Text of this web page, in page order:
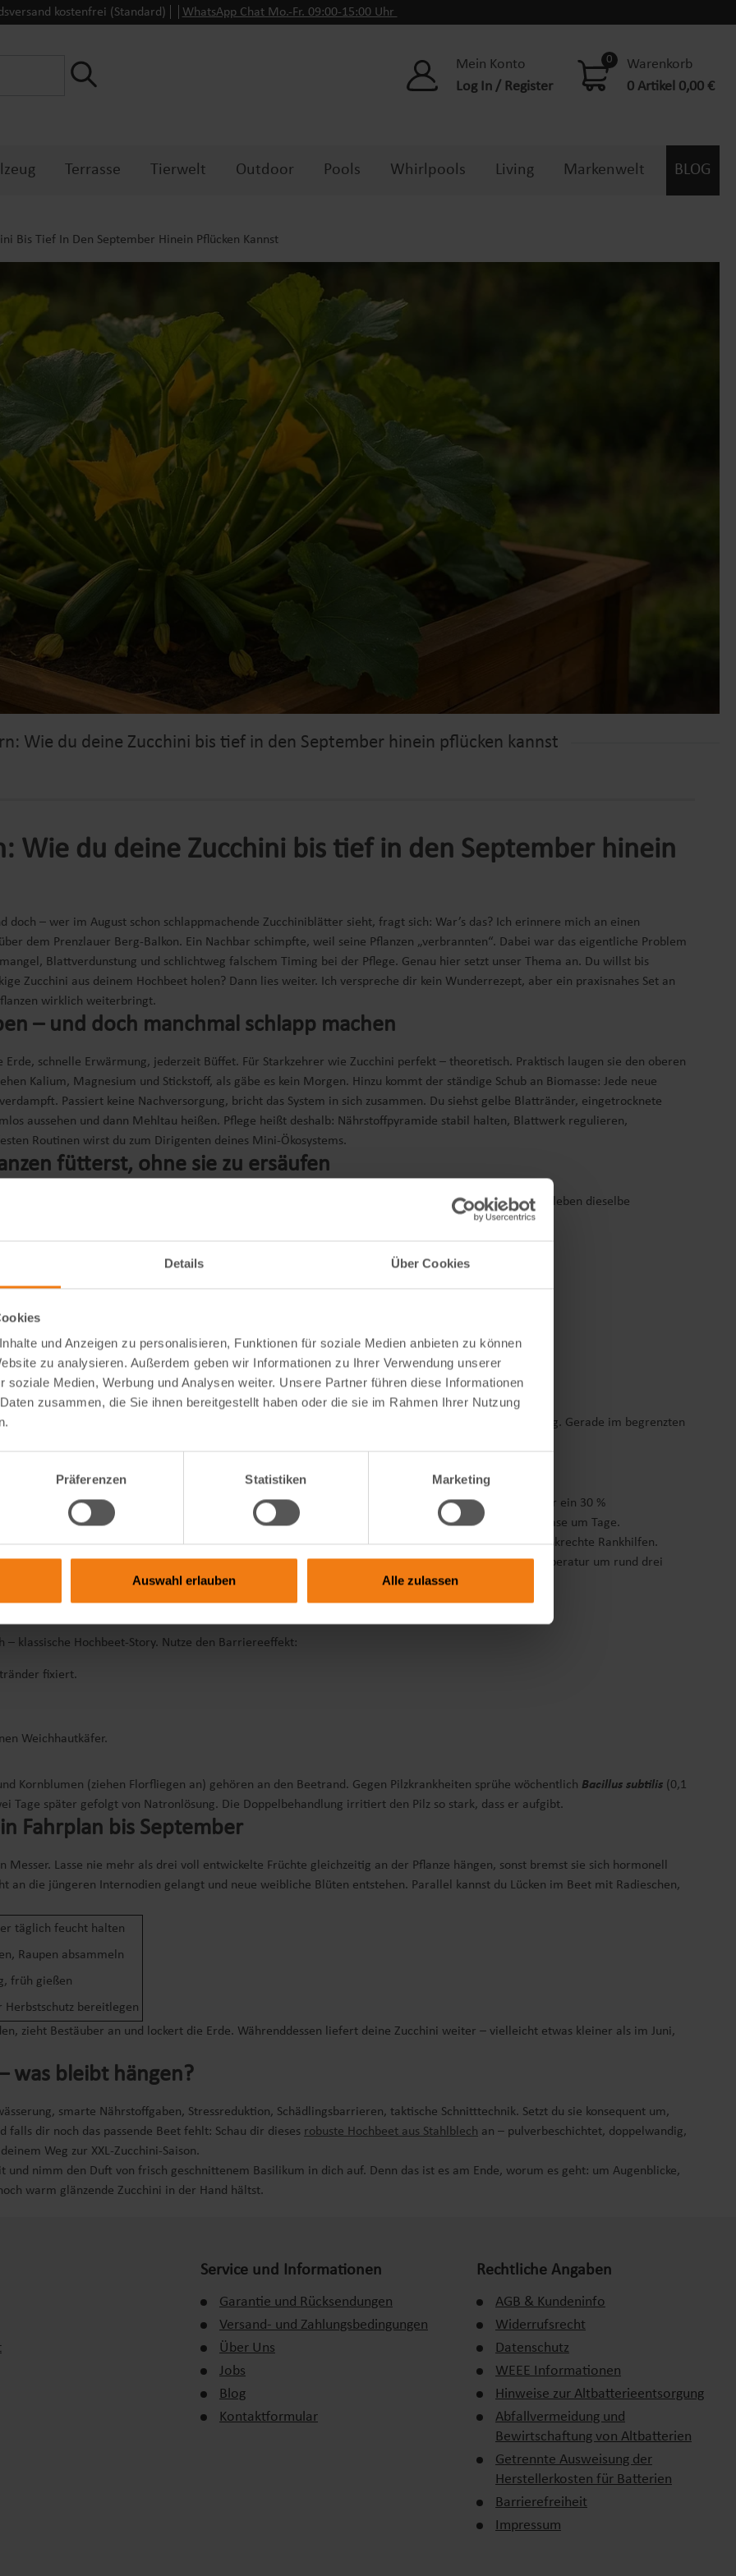
Details Über Cookies
und Anzeigen zu personalisieren, Funktionen für soziale Medien anbieten zu können
zu analysieren. Außerdem geben wir Informationen zu Ihrer Verwendung unserer
soziale Medien, Werbung und Analysen weiter. Unsere Partner führen diese Informationen
zusammen, die Sie ihnen bereitgestellt haben oder die sie im Rahmen Ihrer Nutzung
Präferenzen Statistiken Marketing
Auswahl erlauben Alle zulassen
kostenfrei (Standard) WhatsApp Chat Mo.-Fr. 09:00-15:00 Uhr
Mein Konto
Log In / Register
0
Warenkorb
0 Artikel 0,00 €
Terrasse Tierwelt Outdoor Pools Whirlpools Living Markenwelt BLOG
Bis Tief In Den September Hinein Pflücken Kannst
Wie du deine Zucchini bis tief in den September hinein pflücken kannst
Wie du deine Zucchini bis tief in den September hinein
doch – wer im August schon schlappmachende Zucchiniblätter sieht, fragt sich: War’s das? Ich erinnere mich an einen
dem Prenzlauer Berg-Balkon. Ein Nachbar schimpfte, weil seine Pflanzen „verbrannten“. Dabei war das eigentliche Problem
Blattverdunstung und schlichtweg falschem Timing bei der Pflege. Genau hier setzt unser Thema an. Du willst bis
Zucchini aus deinem Hochbeet holen? Dann lies weiter. Ich verspreche dir kein Wunderrezept, aber ein praxisnahes Set an
wirklich weiterbringt.
– und doch manchmal schlapp machen
schnelle Erwärmung, jederzeit Büffet. Für Starkzehrer wie Zucchini perfekt – theoretisch. Praktisch laugen sie den oberen
Kalium, Magnesium und Stickstoff, als gäbe es kein Morgen. Hinzu kommt der ständige Schub an Biomasse: Jede neue
Passiert keine Nachversorgung, bricht das System in sich zusammen. Du siehst gelbe Blattränder, eingetrocknete
aussehen und dann Mehltau heißen. Pflege heißt deshalb: Nährstoffpyramide stabil halten, Blattwerk regulieren,
Routinen wirst du zum Dirigenten deines Mini-Ökosystems.
fütterst, ohne sie zu ersäufen
Stunden das Handy gecheckt hast, weil Gewitter drohten, die dann doch ausblieben? Die Pflanzen erleben dieselbe
versalzen gedüngte Ionen die Wurzelspitzen. Die Lösung ist eine Zweistufen-Strategie:
Ansatz) plus 20 g Vinasse-Dünger. Der riecht
auf 2 Liter) vernebeln; verhindert Mehltau
und einer Handvoll reifen Komposts. Lass ihn 24 Stunden ziehen, einmal umrühren, fertig. Gerade im begrenzten
über Erfolg oder Schlappe.
die wirklich greifen
wie nasse Tücher. Prophylaxe lautet das Stichwort. Ich baue eine simple Doppelabdeckung: Tagsüber ein 30 %
ein dünnes Vlies, das Verdunstung reduziert. Jede vermiedene Stressstunde verlängert die Fruchtphase um Tage.
und Kaffeesatz bindet Feuchtigkeit, kühlt und liefert zugleich Stickstoff. Ein weiterer Trick: halbsenkrechte Rankhilfen.
sanft hochbinden, zwei Augen freilegen – schon entsteht ein kleiner Schattenkegel, der die Bodentemperatur um rund drei
abwehren, ohne Chemiekeule
klassische Hochbeet-Story. Nutze den Barriereeffekt:
fixiert.
Weichhautkäfer.
Kornblumen (ziehen Florfliegen an) gehören an den Beetrand. Gegen Pilzkrankheiten sprühe wöchentlich Bacillus subtilis (0,1
Tage später gefolgt von Natronlösung. Die Doppelbehandlung irritiert den Pilz so stark, dass er aufgibt.
Fahrplan bis September
Lasse nie mehr als drei voll entwickelte Früchte gleichzeitig an der Pflanze hängen, sonst bremst sie sich hormonell
die jüngeren Internodien gelangt und neue weibliche Blüten entstehen. Parallel kannst du Lücken im Beet mit Radieschen,
täglich feucht halten
Raupen absammeln
früh gießen
Herbstschutz bereitlegen
zieht Bestäuber an und lockert die Erde. Währenddessen liefert deine Zucchini weiter – vielleicht etwas kleiner als im Juni,
was bleibt hängen?
smarte Nährstoffgaben, Stressreduktion, Schädlingsbarrieren, taktische Schnitttechnik. Setzt du sie konsequent um,
dir noch das passende Beet fehlt: Schau dir dieses robuste Hochbeet aus Stahlblech an – pulverbeschichtet, doppelwandig,
Weg zur XXL-Zucchini-Saison.
nimm den Duft von frisch geschnittenem Basilikum in dich auf. Denn das ist es am Ende, worum es geht: um Augenblicke,
warm glänzende Zucchini in der Hand hältst.
Service und Informationen
Garantie und Rücksendungen
Versand- und Zahlungsbedingungen
Über Uns
Jobs
Blog
Kontaktformular
Rechtliche Angaben
AGB & Kundeninfo
Widerrufsrecht
Datenschutz
WEEE Informationen
Hinweise zur Altbatterieentsorgung
Abfallvermeidung und
Bewirtschaftung von Altbatterien
Getrennte Ausweisung der
Herstellerkosten für Batterien
Barrierefreiheit
Impressum